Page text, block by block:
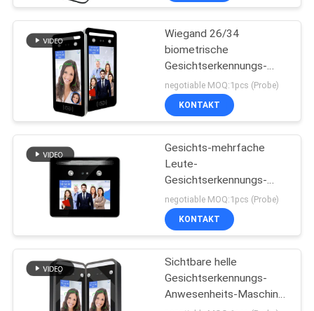
Wiegand 26/34
biometrische
Gesichtserkennungs-
Zugriffskontrolle für
Drehkreuz
negotiable MOQ:1pcs (Probe)
KONTAKT
Gesichts-mehrfache
Leute-
Gesichtserkennungs-
biometrische Zeit-
Anwesenheit TIMMY 5
Zoll-AI05 WDR AI
negotiable MOQ:1pcs (Probe)
KONTAKT
Sichtbare helle
Gesichtserkennungs-
Anwesenheits-Maschine